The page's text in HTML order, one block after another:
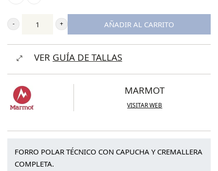
Marmot
Leconte
Full
Hoody
cantidad
AÑADIR AL CARRITO
VER GUÍA DE TALLAS
MARMOT
VISITAR WEB
FORRO POLAR TÉCNICO CON CAPUCHA Y CREMALLERA
COMPLETA.